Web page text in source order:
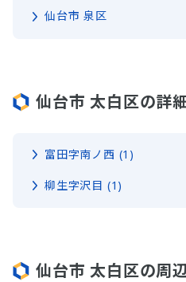
仙台市 泉区
仙台市 太白区の詳
富田字南ノ西 (1)
柳生字沢目 (1)
仙台市 太白区の周